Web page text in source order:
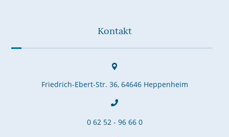
Kontakt
Friedrich-Ebert-Str. 36, 64646 Heppenheim
0 62 52 - 96 66 0